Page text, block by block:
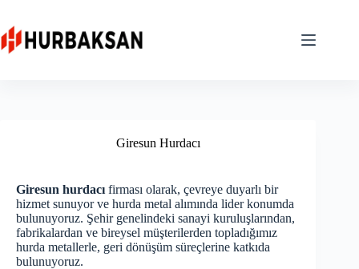
content
Giresun Hurdacı
Giresun hurdacı firması olarak, çevreye duyarlı bir
hizmet sunuyor ve hurda metal alımında lider konumda
bulunuyoruz. Şehir genelindeki sanayi kuruluşlarından,
fabrikalardan ve bireysel müşterilerden topladığımız
hurda metallerle, geri dönüşüm süreçlerine katkıda
bulunuyoruz.